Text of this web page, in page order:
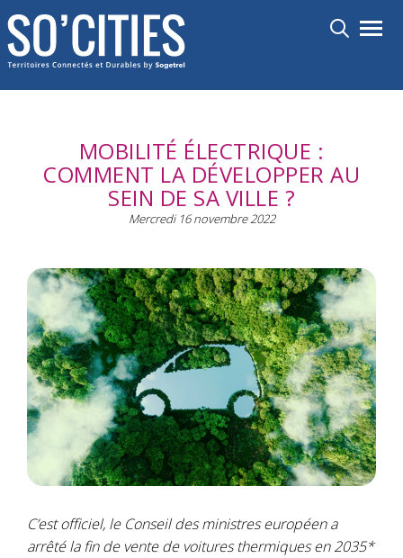
Aller
au
contenu
MOBILITÉ ÉLECTRIQUE :
COMMENT LA DÉVELOPPER AU
SEIN DE SA VILLE ?
Mercredi 16 novembre 2022
C’est officiel, le Conseil des ministres européen a
arrêté la fin de vente de voitures thermiques en 2035*